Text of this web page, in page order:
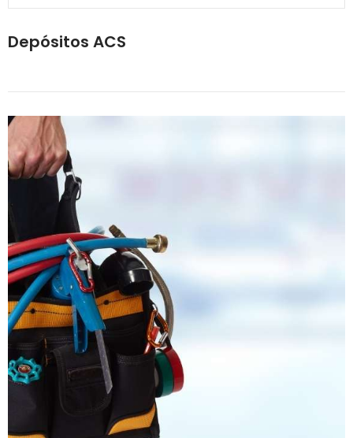
Depósitos ACS